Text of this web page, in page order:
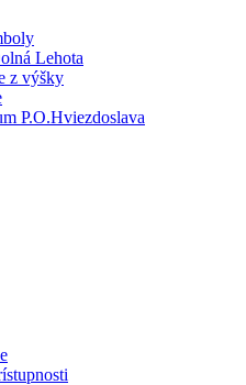
Lehota
z výšky
P.O.Hviezdoslava